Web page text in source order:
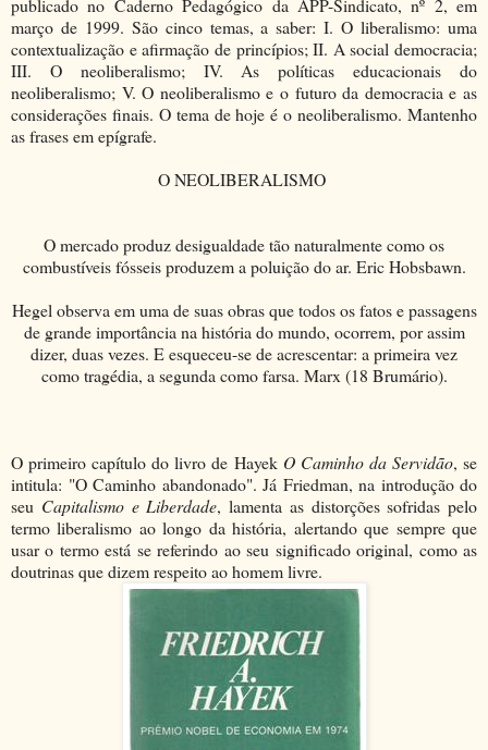
publicado no Caderno Pedagógico da APP-Sindicato, nº 2, em
março de 1999. São cinco temas, a saber: I. O liberalismo: uma
contextualização e afirmação de princípios; II. A social democracia;
III. O neoliberalismo; IV. As políticas educacionais do
neoliberalismo; V. O neoliberalismo e o futuro da democracia e as
considerações finais. O tema de hoje é o neoliberalismo. Mantenho
as frases em epígrafe.
O NEOLIBERALISMO
O mercado produz desigualdade tão naturalmente como os
combustíveis fósseis produzem a poluição do ar. Eric Hobsbawn.
Hegel observa em uma de suas obras que todos os fatos e passagens
de grande importância na história do mundo, ocorrem, por assim
dizer, duas vezes. E esqueceu-se de acrescentar: a primeira vez
como tragédia, a segunda como farsa. Marx (18 Brumário).
O primeiro capítulo do livro de Hayek O Caminho da Servidão, se
intitula: "O Caminho abandonado". Já Friedman, na introdução do
seu Capitalismo e Liberdade, lamenta as distorções sofridas pelo
termo liberalismo ao longo da história, alertando que sempre que
usar o termo está se referindo ao seu significado original, como as
doutrinas que dizem respeito ao homem livre.